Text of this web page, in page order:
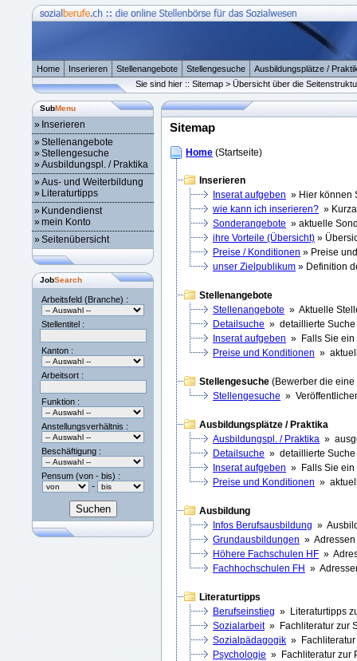
Home Inserieren Stellenangebote Stellengesuche
Ausbildungsplätze /
Sie sind hier :: Sitemap > Übersicht über die
SubMenu
» Inserieren
»Stellenangebote
»Stellengesuche
»Ausbildungspl. / Praktika
»Aus- und Weiterbildung
» Literaturtipps
» Kundendienst
»mein Konto
»Seitenübersicht
JobSearch
Arbeitsfeld (Branche) :
Stellentitel :
Kanton :
Arbeitsort :
Funktion :
Anstellungsverhältnis :
Beschäftigung :
Pensum (von - bis) :
-
Sitemap
Home (Startseite)
Inserieren
Inserat aufgeben » Hier können
wie kann ich inserieren? »
Sonderangebote » aktuelle
ihre Vorteile (Übersicht) »
Preise / Konditionen » Preise
unser Zielpublikum » Definition
Stellenangebote
Stellenangebote » Aktuelle
Detailsuche » detaillierte
Inserat aufgeben » Falls Sie ein
Preise und Konditionen »
Stellengesuche (Bewerber die
Stellengesuche »
Ausbildungsplätze / Praktika
Ausbildungspl. / Praktika »
Detailsuche » detaillierte
Inserat aufgeben » Falls Sie ein
Preise und Konditionen »
Ausbildung
Infos Berufsausbildung »
Grundausbildungen »
Höhere Fachschulen HF »
Fachhochschulen FH »
Literaturtipps
Berufseinstieg » Literaturtipps
Sozialarbeit» Fachliteratur zur
Sozialpädagogik »
Psychologie » Fachliteratur zur